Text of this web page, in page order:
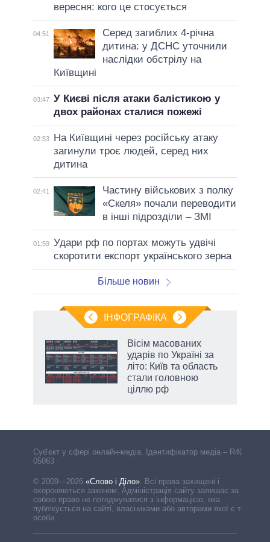
вересня: кого це стосується
04:51
Серед загиблих 4-річна
дитина: у ДСНС уточнили
наслідки обстрілу на
Київщині
03:47 У Києві після атаки балістикою у
двох районах сталися пожежі
02:53
На Київщині через російську атаку
загинули троє людей, серед них
дитина
02:41
Частину військових з полку
«Скеля» почали переводити
в інші підрозділи – ЗМІ
01:59 Удари рф по портах можуть удвічі
скоротити експорт українського зерна
Більше новин
ІНФОГРАФІКА
Вісім масованих
ударів по Україні за
літо: Київ та область
стали головною
ціллю рф
Cуб'єкт у сфері онлайн-медіа. Ідентифікатор медіа – R40-
05063
© 2009—2026 «Слово і Діло»
Всі права захищені і
охороняються законом. Адміністрація сайту залишає за
собою право не погоджуватися з інформацією, яка
публікується на сайті, власниками або авторами якої є треті
особи.